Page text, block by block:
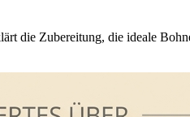
die Zubereitung, die ideale